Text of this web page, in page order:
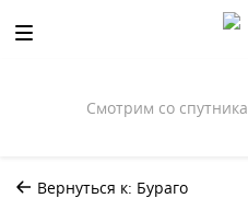
Смотрим со спутника
Вернуться к: Бураго